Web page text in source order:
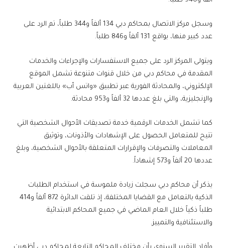
وسجل مركز الاتصال بمحاكم دبي 134 ألفاً و344 طلباً، تم الرد على
عدد كبير منها، بواقع 131 ألفاً و846 طلباً.
ويتولى المركز الرد على جميع الاستفسارات والإجراءات والخدمات
المقدمة في محاكم دبي من خلال قنوات متنوعة تشمل الموقع
الإلكتروني، والمحادثة الفورية عبر تطبيق «واتس أب» باللغتين العربية
والإنجليزية، والتي بلغ عددها 32 ألفاً و953 محادثة.
كما تشمل الخدمات الرقمية خدمة تصديقات الأحوال الشخصية التي
تتيح للمتعامل الحصول على الإشهادات والأذونات، وتوثيق
المعاملات والتصرفات والإقرارات المتعلقة بالأحوال الشخصية، وبلغ
عددها 20 ألفاً و573 إشهاداً.
يذكر أن محاكم دبي سجلت زيادة ملموسة في استخدام الطلبات
الذكية بالتعامل مع القضايا المختلفة، إذ تلقت الدائرة 872 ألفاً و414
طلباً ذكياً خلال العام الماضي في جميع المحاكم الابتدائية
والاستئنافية والتمييز.